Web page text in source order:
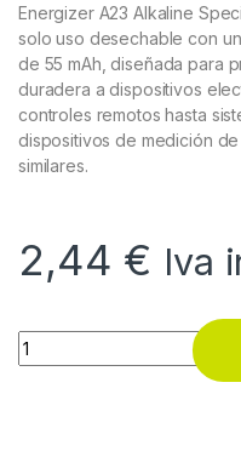
Energizer A23 Alkaline
solo uso desechable con
de 55 mAh, diseñada para
duradera a dispositivos
controles remotos hasta
dispositivos de medición
similares.
2,44 € Iva
Pila alcalina A23